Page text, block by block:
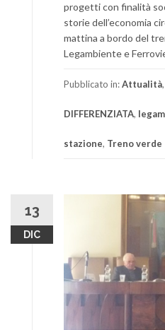
progetti con finalità
storie dell’economia
mattina a bordo del
Legambiente e
Pubblicato in:Attualità,
DIFFERENZIATA,
stazione, Treno verde
13
DIC